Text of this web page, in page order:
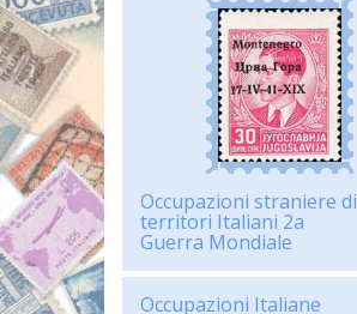
Occupazioni straniere di
territori Italiani 2a
Guerra Mondiale
Occupazioni Italiane